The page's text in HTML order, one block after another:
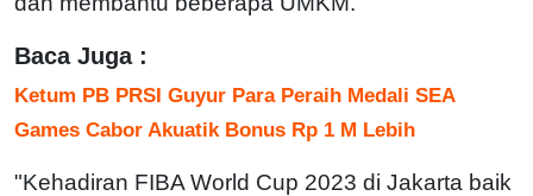
Baca Juga :
Ketum PB PRSI Guyur Para Peraih Medali SEA
Games Cabor Akuatik Bonus Rp 1 M Lebih
"Kehadiran FIBA World Cup 2023 di Jakarta baik